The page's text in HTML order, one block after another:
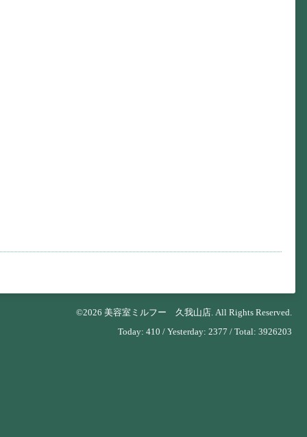
©2026 美容室ミルフー 久我山店. All Rights Reserved.
Today: 410 / Yesterday: 2377 / Total: 3926203